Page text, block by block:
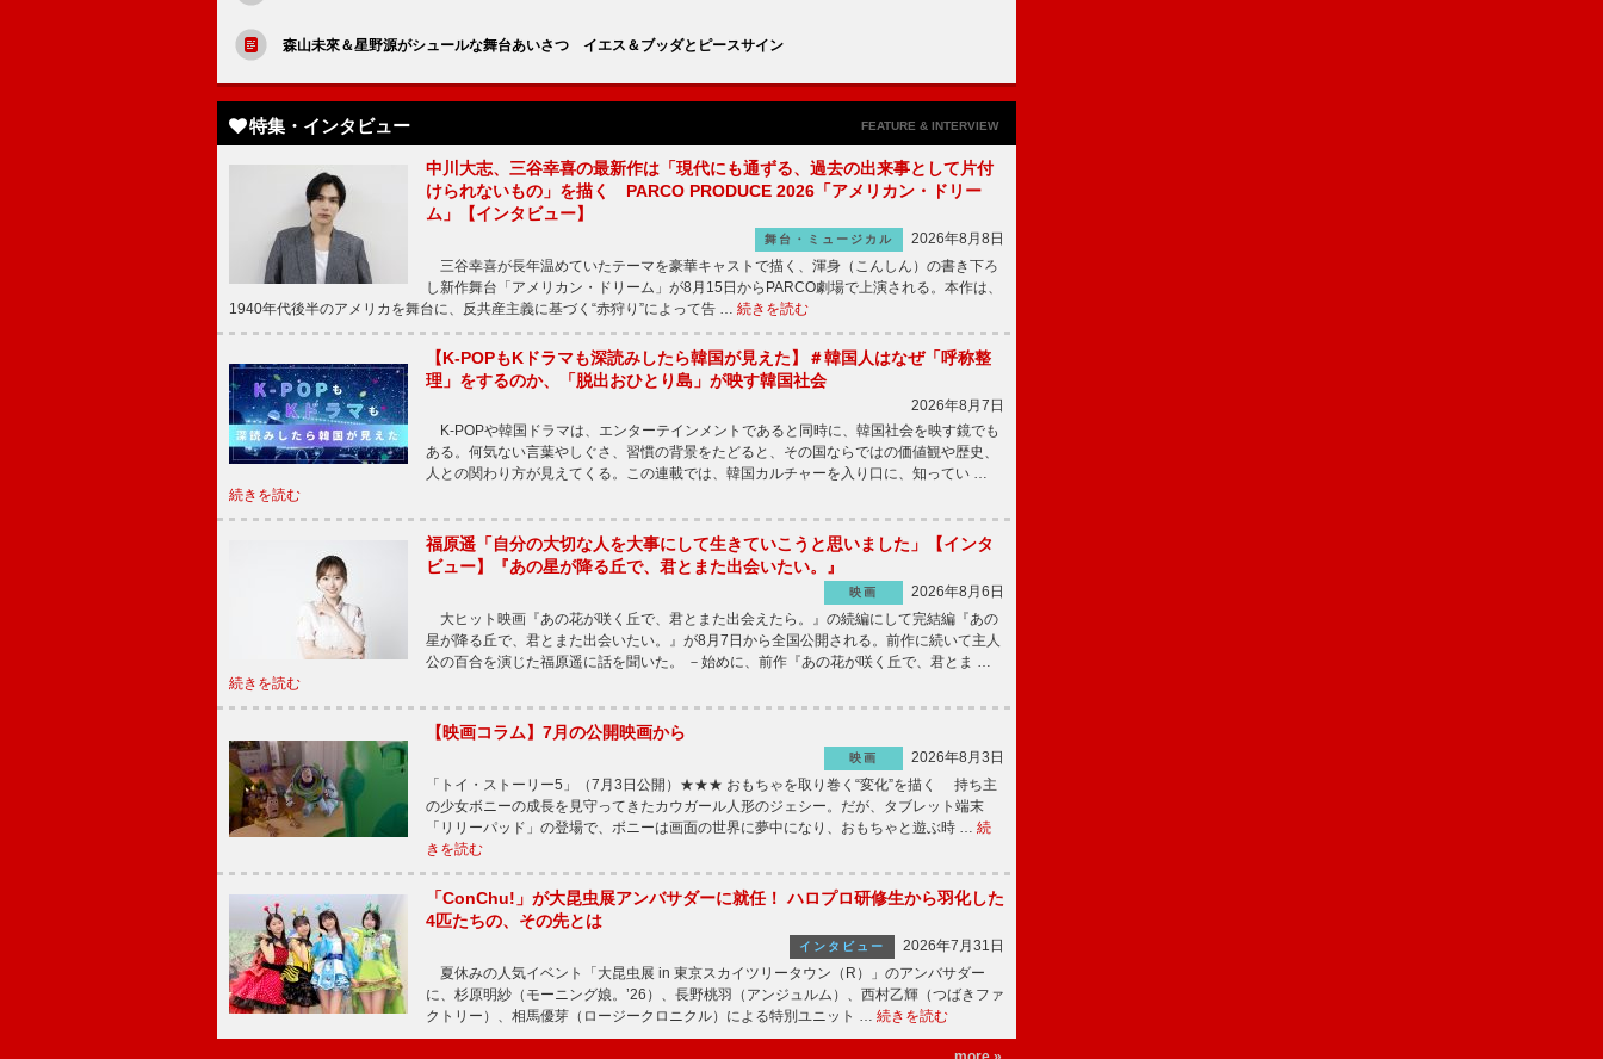
森山未來＆星野源がシュールな舞台あいさつ イエス＆ブッダとピースサイン
特集・インタビュー FEATURE & INTERVIEW
中川大志、三谷幸喜の最新作は「現代にも通ずる、過去の出来事として片付
けられないもの」を描く PARCO PRODUCE 2026「アメリカン・ドリー
ム」【インタビュー】
舞台・ミュージカル
2026年8月8日
三谷幸喜が長年温めていたテーマを豪華キャストで描く、渾身（こんしん）の書き下ろ
し新作舞台「アメリカン・ドリーム」が8月15日からPARCO劇場で上演される。本作は、
1940年代後半のアメリカを舞台に、反共産主義に基づく“赤狩り”によって告 … 続きを読む
【K-POPもKドラマも深読みしたら韓国が見えた】＃韓国人はなぜ「呼称整
理」をするのか、「脱出おひとり島」が映す韓国社会
2026年8月7日
K-POPや韓国ドラマは、エンターテインメントであると同時に、韓国社会を映す鏡でも
ある。何気ない言葉やしぐさ、習慣の背景をたどると、その国ならではの価値観や歴史、
人との関わり方が見えてくる。この連載では、韓国カルチャーを入り口に、知ってい …
続きを読む
福原遥「自分の大切な人を大事にして生きていこうと思いました」【インタ
ビュー】『あの星が降る丘で、君とまた出会いたい。』
映画
2026年8月6日
大ヒット映画『あの花が咲く丘で、君とまた出会えたら。』の続編にして完結編『あの
星が降る丘で、君とまた出会いたい。』が8月7日から全国公開される。前作に続いて主人
公の百合を演じた福原遥に話を聞いた。 －始めに、前作『あの花が咲く丘で、君とま …
続きを読む
【映画コラム】7月の公開映画から
映画
2026年8月3日
「トイ・ストーリー5」（7月3日公開）★★★ おもちゃを取り巻く“変化”を描く 持ち主
の少女ボニーの成長を見守ってきたカウガール人形のジェシー。だが、タブレット端末
「リリーパッド」の登場で、ボニーは画面の世界に夢中になり、おもちゃと遊ぶ時 … 続
きを読む
「ConChu!」が大昆虫展アンバサダーに就任！ ハロプロ研修生から羽化した
4匹たちの、その先とは
インタビュー
2026年7月31日
夏休みの人気イベント「大昆虫展 in 東京スカイツリータウン（R）」のアンバサダー
に、杉原明紗（モーニング娘。’26）、長野桃羽（アンジュルム）、西村乙輝（つばきファ
クトリー）、相馬優芽（ロージークロニクル）による特別ユニット … 続きを読む